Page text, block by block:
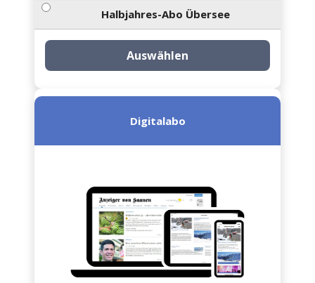
Halbjahres-Abo Übersee
Auswählen
Digitalabo